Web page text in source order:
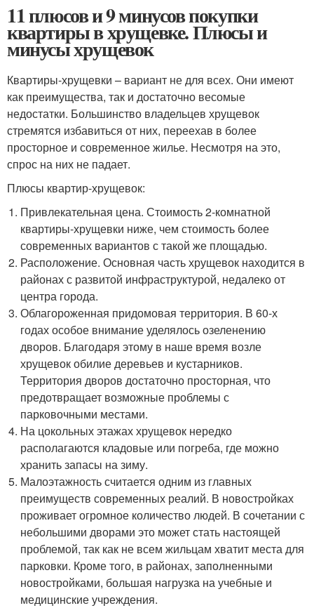
11 плюсов и 9 минусов покупки
квартиры в хрущевке. Плюсы и
минусы хрущевок
Квартиры-хрущевки – вариант не для всех. Они имеют
как преимущества, так и достаточно весомые
недостатки. Большинство владельцев хрущевок
стремятся избавиться от них, переехав в более
просторное и современное жилье. Несмотря на это,
спрос на них не падает.
Плюсы квартир-хрущевок:
Привлекательная цена. Стоимость 2-комнатной
квартиры-хрущевки ниже, чем стоимость более
современных вариантов с такой же площадью.
Расположение. Основная часть хрущевок находится в
районах с развитой инфраструктурой, недалеко от
центра города.
Облагороженная придомовая территория. В 60-х
годах особое внимание уделялось озеленению
дворов. Благодаря этому в наше время возле
хрущевок обилие деревьев и кустарников.
Территория дворов достаточно просторная, что
предотвращает возможные проблемы с
парковочными местами.
На цокольных этажах хрущевок нередко
располагаются кладовые или погреба, где можно
хранить запасы на зиму.
Малоэтажность считается одним из главных
преимуществ современных реалий. В новостройках
проживает огромное количество людей. В сочетании с
небольшими дворами это может стать настоящей
проблемой, так как не всем жильцам хватит места для
парковки. Кроме того, в районах, заполненными
новостройками, большая нагрузка на учебные и
медицинские учреждения.